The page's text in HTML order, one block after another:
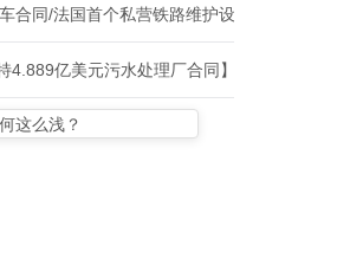
合同/法国首个私营铁路维护设施建设合同/
4.889亿美元污水处理厂合同】